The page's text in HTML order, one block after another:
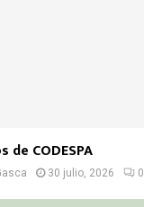
CODESPA
30 julio, 2026 0